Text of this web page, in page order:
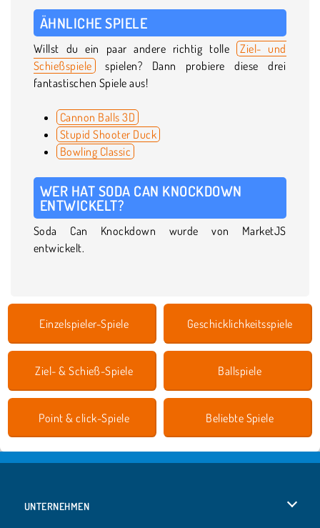
ÄHNLICHE SPIELE
Willst du ein paar andere richtig tolle Ziel- und
Schießspiele spielen? Dann probiere diese drei
fantastischen Spiele aus!
Cannon Balls 3D
Stupid Shooter Duck
Bowling Classic
WER HAT SODA CAN KNOCKDOWN
ENTWICKELT?
Soda Can Knockdown wurde von MarketJS
entwickelt.
Einzelspieler-Spiele Geschicklichkeitsspiele
Ziel- & Schieß-Spiele Ballspiele
Point & click-Spiele Beliebte Spiele
UNTERNEHMEN